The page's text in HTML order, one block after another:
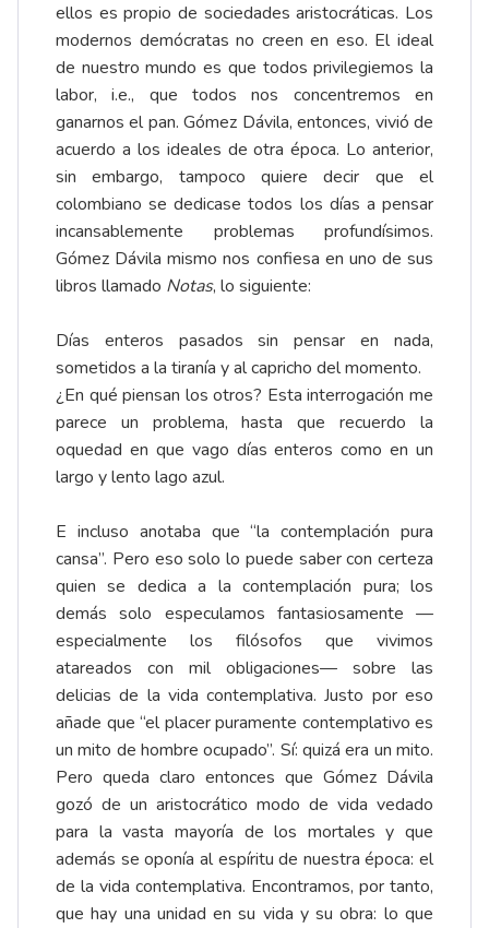
ellos es propio de sociedades aristocráticas. Los
modernos demócratas no creen en eso. El ideal
de nuestro mundo es que todos privilegiemos la
labor, i.e., que todos nos concentremos en
ganarnos el pan. Gómez Dávila, entonces, vivió de
acuerdo a los ideales de otra época. Lo anterior,
sin embargo, tampoco quiere decir que el
colombiano se dedicase todos los días a pensar
incansablemente problemas profundísimos.
Gómez Dávila mismo nos confiesa en uno de sus
libros llamado Notas, lo siguiente:
Días enteros pasados sin pensar en nada,
sometidos a la tiranía y al capricho del momento.
¿En qué piensan los otros? Esta interrogación me
parece un problema, hasta que recuerdo la
oquedad en que vago días enteros como en un
largo y lento lago azul.
E incluso anotaba que “la contemplación pura
cansa”. Pero eso solo lo puede saber con certeza
quien se dedica a la contemplación pura; los
demás solo especulamos fantasiosamente —
especialmente los filósofos que vivimos
atareados con mil obligaciones— sobre las
delicias de la vida contemplativa. Justo por eso
añade que “el placer puramente contemplativo es
un mito de hom­bre ocupado”. Sí: quizá era un mito.
Pero queda claro entonces que Gómez Dávila
gozó de un aristocrático modo de vida vedado
para la vasta mayoría de los mortales y que
además se oponía al espíritu de nuestra época: el
de la vida contemplativa. Encontramos, por tanto,
que hay una unidad en su vida y su obra: lo que